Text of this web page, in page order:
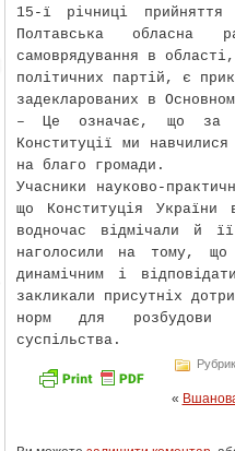
15-ї річниці
Полтавська обласна
самоврядування в
політичних партій, є
задекларованих в
– Це означає, що за
Конституції ми
на благо громади.
Учасники науково-
що Конституція
водночас відмічали й
наголосили на тому, що
динамічним і
закликали присутніх
норм для розбудови
суспільства.
«